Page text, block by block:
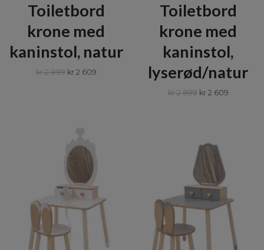
Toiletbord
krone med
kaninstol, natur
kr 2 899 kr 2 609
Toiletbord
krone med
kaninstol,
lyserød/natur
kr 2 899 kr 2 609